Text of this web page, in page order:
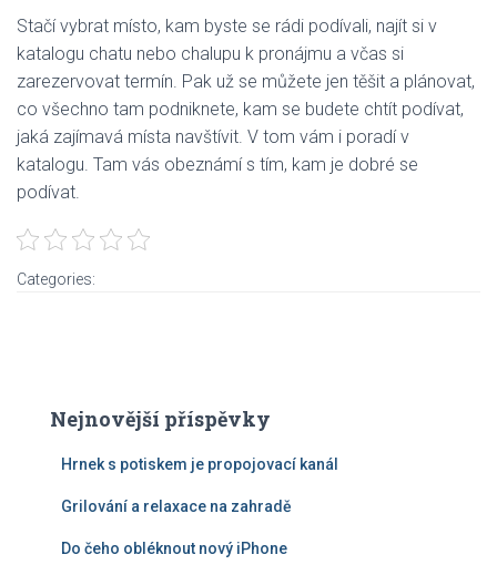
Stačí vybrat místo, kam byste se rádi podívali, najít si v
katalogu chatu nebo chalupu k pronájmu a včas si
zarezervovat termín. Pak už se můžete jen těšit a plánovat,
co všechno tam podniknete, kam se budete chtít podívat,
jaká zajímavá místa navštívit. V tom vám i poradí v
katalogu. Tam vás obeznámí s tím, kam je dobré se
podívat.
Categories:
Nejnovější příspěvky
Hrnek s potiskem je propojovací kanál
Grilování a relaxace na zahradě
Do čeho obléknout nový iPhone